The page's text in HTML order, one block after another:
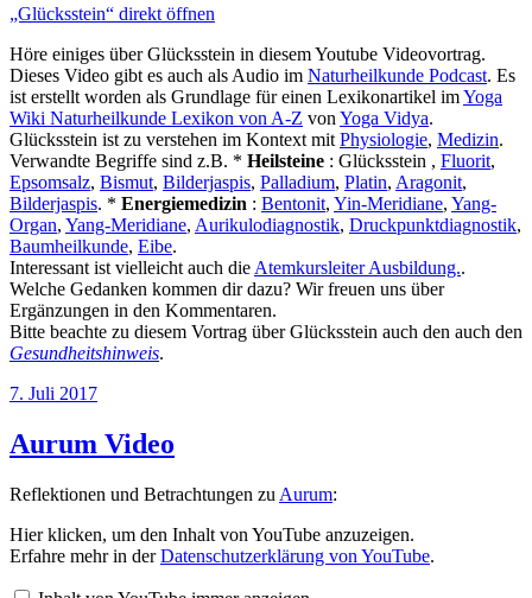
„Glücksstein“ direkt öffnen
Höre einiges über Glücksstein in diesem Youtube Videovortrag.
Dieses Video gibt es auch als Audio im Naturheilkunde Podcast. Es
ist erstellt worden als Grundlage für einen Lexikonartikel imYoga
Wiki Naturheilkunde Lexikon von A-Z von Yoga Vidya.
Glücksstein ist zu verstehen im Kontext mit Physiologie, Medizin.
Verwandte Begriffe sind z.B. * Heilsteine : Glücksstein , Fluorit,
Epsomsalz, Bismut, Bilderjaspis, Palladium, Platin, Aragonit,
Bilderjaspis. * Energiemedizin : Bentonit, Yin-Meridiane, Yang-
Organ, Yang-Meridiane, Aurikulodiagnostik, Druckpunktdiagnostik,
Baumheilkunde, Eibe.
Interessant ist vielleicht auch die Atemkursleiter Ausbildung..
Welche Gedanken kommen dir dazu? Wir freuen uns über
Ergänzungen in den Kommentaren.
Bitte beachte zu diesem Vortrag über Glücksstein auch den auch den
Gesundheitshinweis.
Veröffentlicht
7. Juli 2017
Aurum Video
Reflektionen und Betrachtungen zu Aurum:
„Aurum“
von
YouTube
Hier klicken, um den Inhalt von YouTube anzuzeigen.
Erfahre mehr in derDatenschutzerklärung von YouTube.